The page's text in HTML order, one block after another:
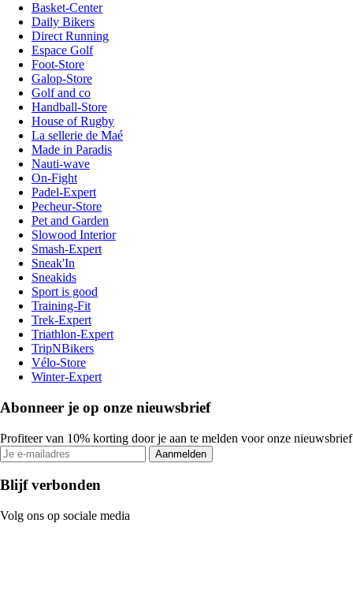
Basket-Center
Daily Bikers
Direct Running
Espace Golf
Foot-Store
Galop-Store
Golf and co
Handball-Store
House of Rugby
La sellerie de Maé
Made in Paradis
Nauti-wave
On-Fight
Padel-Expert
Pecheur-Store
Pet and Garden
Slowood Interior
Smash-Expert
Sneak'In
Sneakids
Sport is good
Training-Fit
Trek-Expert
Triathlon-Expert
TripNBikers
Vélo-Store
Winter-Expert
Abonneer je op onze nieuwsbrief
Profiteer van 10% korting door je aan te melden voor onze nieuwsbrief
Aanmelden
Blijf verbonden
Volg ons op sociale media